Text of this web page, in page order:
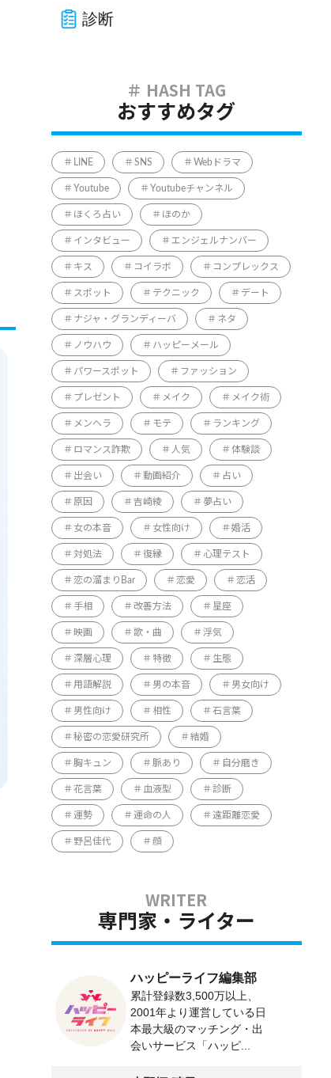
診断
おすすめタグ
LINE SNS Webドラマ
Youtube Youtubeチャンネル
ほくろ占い ほのか
インタビュー エンジェルナンバー
キス コイラボ コンプレックス
スポット テクニック デート
ナジャ・グランディーバ ネタ
ノウハウ ハッピーメール
パワースポット ファッション
プレゼント メイク メイク術
メンヘラ モテ ランキング
ロマンス詐欺 人気 体験談
出会い 動画紹介 占い
原因 吉崎綾 夢占い
女の本音 女性向け 婚活
対処法 復縁 心理テスト
恋の溜まりBar 恋愛 恋活
手相 改善方法 星座
映画 歌・曲 浮気
深層心理 特徴 生態
用語解説 男の本音 男女向け
男性向け 相性 石言葉
秘密の恋愛研究所 結婚
胸キュン 脈あり 自分磨き
花言葉 血液型 診断
運勢 運命の人 遠距離恋愛
野呂佳代 顔
専門家・ライター
ハッピーライフ編集部
累計登録数3,500万以上、
2001年より運営している日
本最大級のマッチング・出
会いサービス「ハッピ...